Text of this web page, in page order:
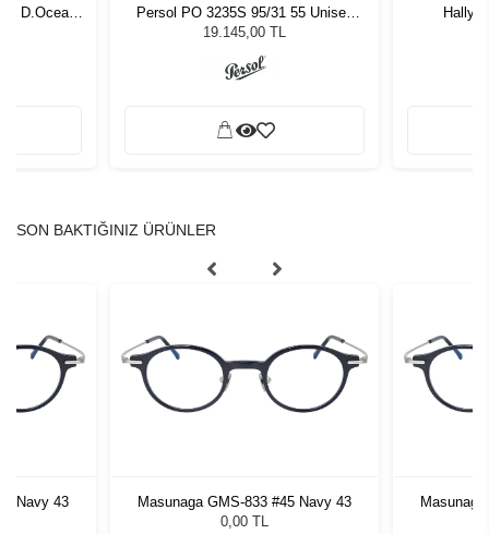
D.Ocean
Persol PO 3235S 95/31 55 Unisex
Güneş Gözlüğü
19.145,00 TL
Hally
SON BAKTIĞINIZ ÜRÜNLER
Navy 43
Masunaga GMS-833 #45 Navy 43
0,00 TL